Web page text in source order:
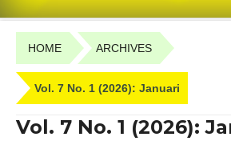
HOME ARCHIVES
Vol. 7 No. 1 (2026): Januari
Vol. 7 No. 1 (2026):